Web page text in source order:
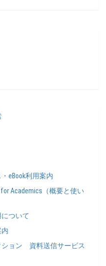
eBook利用案内
Academics（概要と使い
ついて
ョン 資料送信サービス